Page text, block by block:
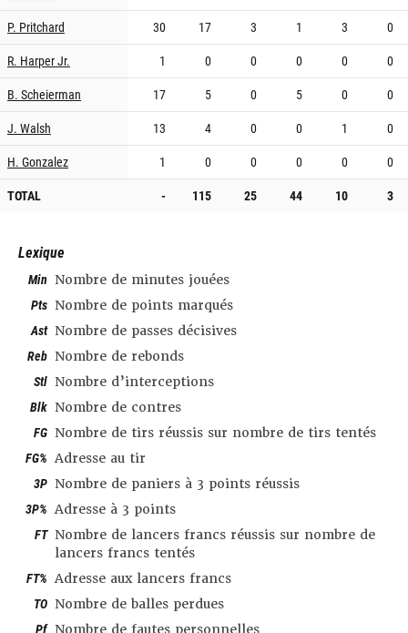
P. Pritchard
30 17 3 1 3
0
R. Harper Jr.
1 0 0 0 0
0
B. Scheierman
17 5 0 5 0
0
J. Walsh
13 4 0 0 1
0
H. Gonzalez
1 0 0 0 0
0
TOTAL
- 115 25 44 10 3
Lexique
Min Nombre de minutes jouées
Pts Nombre de points marqués
Ast Nombre de passes décisives
Reb Nombre de rebonds
Stl Nombre d’interceptions
Blk Nombre de contres
FG Nombre de tirs réussis sur nombre de tirs tentés
FG% Adresse au tir
3P Nombre de paniers à 3 points réussis
3P% Adresse à 3 points
FT Nombre de lancers francs réussis sur nombre de
lancers francs tentés
FT% Adresse aux lancers francs
TO Nombre de balles perdues
Pf Nombre de fautes personnelles